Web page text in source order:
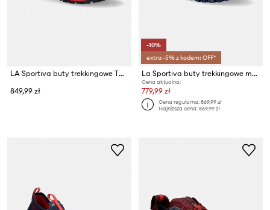
LA Sportiva buty trekkingowe TX4 Evo ST
849,99 zł
-10%
extra -5% z kodem: OFF*
La Sportiva buty trekkingowe męskie Bushido III
Cena aktualna:
779,99 zł
Cena regularna:869,99 zł
Najniższa cena:869,99 zł